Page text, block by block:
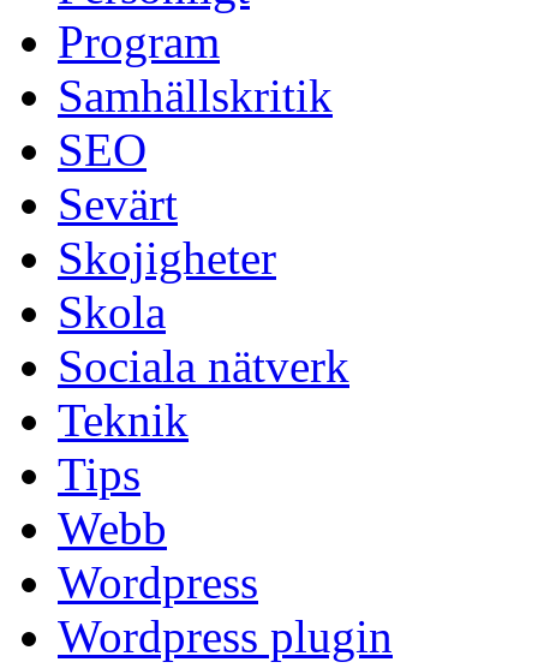
Program
Samhällskritik
SEO
Sevärt
Skojigheter
Skola
Sociala nätverk
Teknik
Tips
Webb
Wordpress
Wordpress plugin